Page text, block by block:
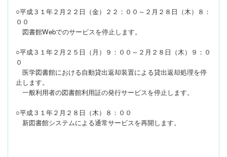
○平成３１年２月２２日（金）２２：００～２月２８日（木）８：
００
図書館Webでのサービスを停止します。
○平成３１年２月２５日（月）９：００～２月２８日（木）９：０
０
医学図書館における自動貸出返却装置による貸出返却処理を停
止します。
一般利用者の図書館利用証の発行サービスを停止します。
○平成３１年２月２８日（木）８：００
新図書館システムによる通常サービスを再開します。